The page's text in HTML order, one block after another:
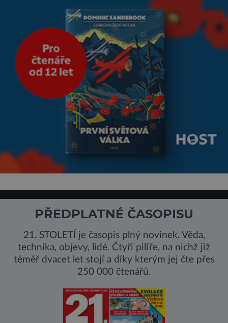
PŘEDPLATNÉ ČASOPISU
21. STOLETÍ je časopis plný novinek. Věda,
technika, objevy, lidé. Čtyři pilíře, na nichž již
téměř dvacet let stojí a díky kterým jej čte přes
250 000 čtenářů.